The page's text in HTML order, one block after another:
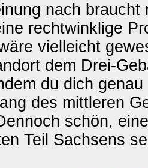
nach braucht
rechtwinklige
vielleicht
dem Drei-
du dich
des mittleren
schön,
Teil Sachsens